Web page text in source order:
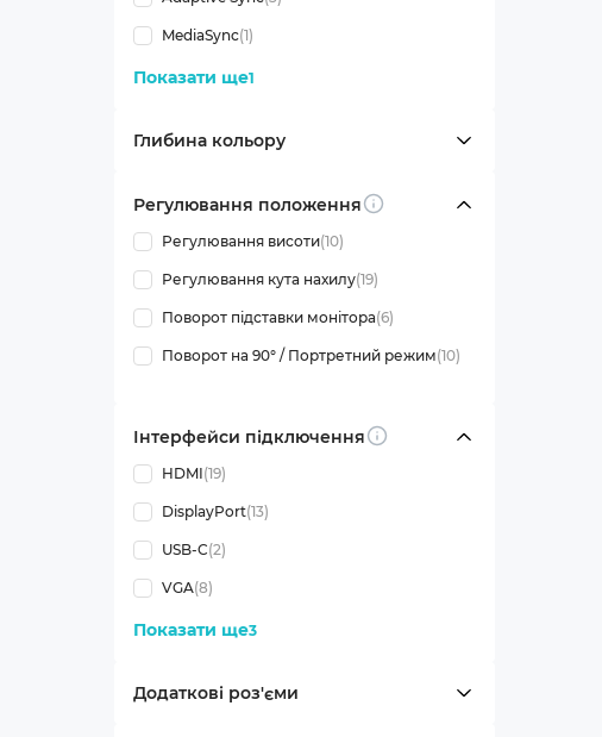
MediaSync(1)
Показати ще1
Глибина кольору
Регулювання положення
Info
Регулювання висоти(10)
Регулювання кута нахилу(19)
Поворот підставки монітора(6)
Поворот на 90° / Портретний режим(10)
Інтерфейси підключення
Info
HDMI(19)
DisplayPort(13)
USB-C(2)
VGA(8)
Показати ще3
Додаткові роз'єми